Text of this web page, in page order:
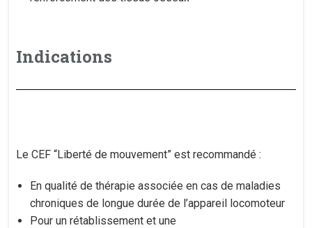
Indications
Le CEF “Liberté de mouvement” est recommandé :​
En qualité de thérapie associée en cas de maladies
chroniques de longue durée de l’appareil locomoteur
Pour un rétablissement et une